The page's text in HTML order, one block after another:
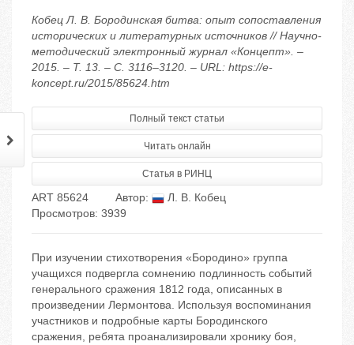
Кобец Л. В. Бородинская битва: опыт сопоставления
исторических и литературных источников // Научно-
методический электронный журнал «Концепт». –
2015. – Т. 13. – С. 3116–3120. – URL: https://e-
koncept.ru/2015/85624.htm
Полный текст статьи
Читать онлайн
Статья в РИНЦ
ART 85624 Автор:
Л. В. Кобец
Просмотров: 3939
При изучении стихотворения «Бородино» группа
учащихся подвергла сомнению подлинность событий
генерального сражения 1812 года, описанных в
произведении Лермонтова. Используя воспоминания
участников и подробные карты Бородинского
сражения, ребята проанализировали хронику боя,